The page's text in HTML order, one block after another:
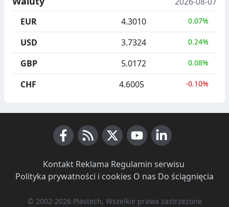
EUR
4.3010 0.07%
USD 3.7324 0.24%
GBP 5.0172 0.08%
CHF 4.6005 -0.10%
Kontakt· Reklama Regulamin serwisu
Polityka prywatności i cookies O nas Do ściągnięcia
© 2002-2026 Plastech, Wszelkie prawa zastrzeżone